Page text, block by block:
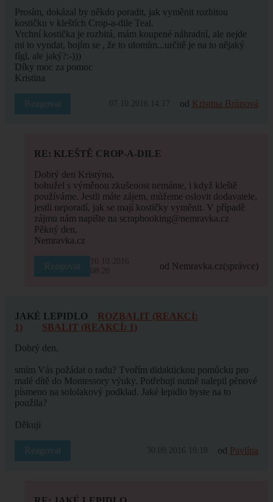
Prosím, dokázal by někdo poradit, jak vyměnit rozbitou
kostičku v kleštích Crop-a-dile Teal.
Vrchní kostička je rozbitá, mám koupené náhradní, ale nejde
mi to vyndat, bojím se , že to ulomím...určitě je na to nějaký
fígl, ale jaký?:-)))
Díky moc za pomoc
Kristina
Reagovat 07.10.2016 14:17 od Kristina Brůnová
RE: KLEŠTĚ CROP-A-DILE
Dobrý den Kristýno,
bohužel s výměnou zkušenost nemáme, i když kleště
používáme. Jestli máte zájem, můžeme oslovit dodavatele,
jestli neporadí, jak se mají kostičky vyměnit. V případě
zájmu nám napište na scrapbooking@nemravka.cz
Pěkný den,
Nemravka.cz
Reagovat
10.10.2016
08:20
od Nemravka.cz(správce)
JAKÉ LEPIDLO
ROZBALIT (REAKCÍ:
1)
SBALIT (REAKCÍ: 1)
Dobrý den,
smím Vás požádat o radu? Tvořím didaktickou pomůcku pro
malé dítě do Montessory výuky. Potřebuji nutně nalepil pěnové
písmeno na sololakový podklad. Jaké lepidlo byste na to
použila?
Děkuji
Reagovat 30.09.2016 10:18 od Pavlína